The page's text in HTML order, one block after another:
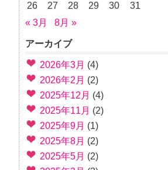
26
27 28 29 30
31
« 3月
8月 »
アーカイブ
2026年3月 (4)
2026年2月 (2)
2025年12月 (4)
2025年11月 (2)
2025年9月 (1)
2025年8月 (2)
2025年5月 (2)